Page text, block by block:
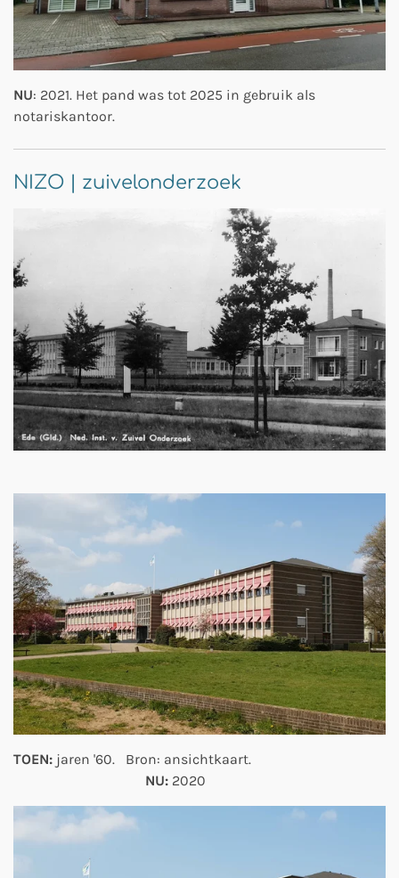
NU: 2021. Het pand was tot 2025 in gebruik als
notariskantoor.
NIZO | zuivelonderzoek
TOEN: jaren '60. Bron: ansichtkaart.
NU: 2020